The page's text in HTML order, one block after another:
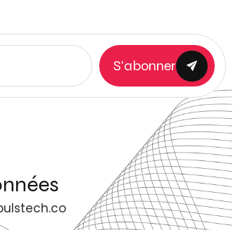
S'abonner